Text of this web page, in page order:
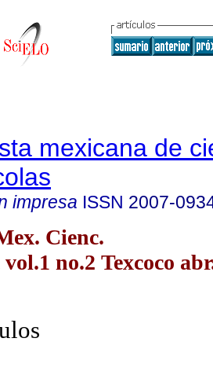
mexicana de
impresa ISSN 2007-
Cienc.
no.2 Texcoco